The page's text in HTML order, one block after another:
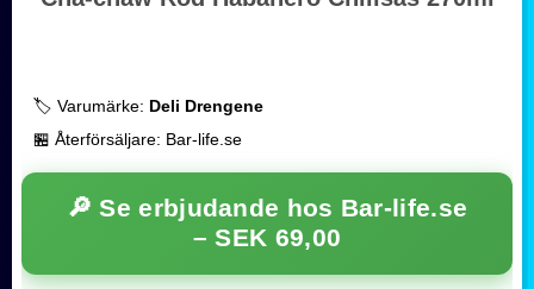
🏷️ Varumärke: Deli Drengene
🏪 Återförsäljare: Bar-life.se
🔎 Se erbjudande hos Bar-life.se
–SEK 69,00